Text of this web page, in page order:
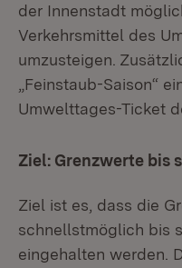
der Innenstadt
Verkehrsmittel des
umzusteigen.
„Feinstaub-Saison“
Umwelttages-Ticket
Ziel: Grenzwerte bis
Ziel ist es, dass die
schnellstmöglich bis
eingehalten werden.